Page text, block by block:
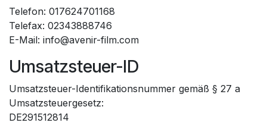
Telefon: 017624701168
Telefax: 02343888746
E-Mail: info@avenir-film.com
Umsatzsteuer-ID
Umsatzsteuer-Identifikationsnummer gemäß § 27 a
Umsatzsteuergesetz:
DE291512814